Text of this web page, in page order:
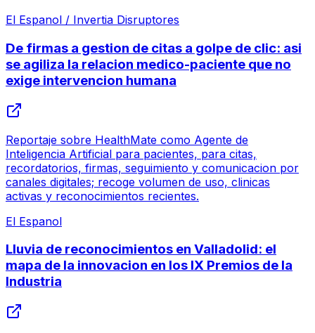
El Espanol / Invertia Disruptores
De firmas a gestion de citas a golpe de clic: asi
se agiliza la relacion medico-paciente que no
exige intervencion humana
Reportaje sobre HealthMate como Agente de
Inteligencia Artificial para pacientes, para citas,
recordatorios, firmas, seguimiento y comunicacion por
canales digitales; recoge volumen de uso, clinicas
activas y reconocimientos recientes.
El Espanol
Lluvia de reconocimientos en Valladolid: el
mapa de la innovacion en los IX Premios de la
Industria